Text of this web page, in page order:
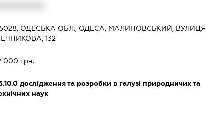
ОДЕСЬКА ОБЛ., ОДЕСА, МАЛИНОВСЬКИЙ, ВУЛИЦЯ
132
000 грн.
дослідження та розробки в галузі природничих та
наук